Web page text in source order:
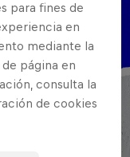
para fines de
en
mediante la
página en
consulta la
de cookies